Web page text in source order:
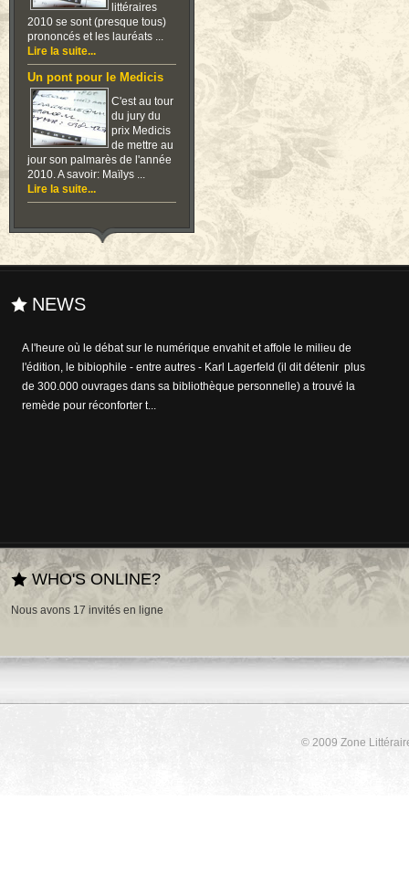
littéraires
2010 se sont (presque tous)
prononcés et les lauréats ...
Lire la suite...
Un pont pour le Medicis
C'est au tour
du jury du
prix Medicis
de mettre au
jour son palmarès de l'année
2010. A savoir: Maïlys ...
Lire la suite...
NEWS
A l'heure où le débat sur le numérique envahit et affole le milieu de
l'édition, le bibiophile - entre autres - Karl Lagerfeld (il dit détenir plus
de 300.000 ouvrages dans sa bibliothèque personnelle) a trouvé la
remède pour réconforter t...
WHO'S ONLINE?
Nous avons 17 invités en ligne
© 2009 Zone